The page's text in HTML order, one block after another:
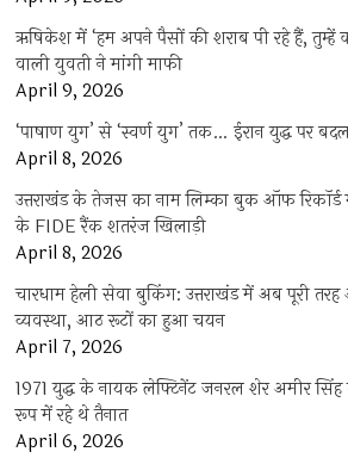
ऋषिकेश में ‘हम अपने पैसों की शराब पी रहे हैं, तुम्हें
वाली युवती ने मांगी माफी
April 9, 2026
‘पाषाण युग’ से ‘स्वर्ण युग’ तक… ईरान युद्ध पर
April 8, 2026
उत्तराखंड के तेजस का नाम लिम्का बुक ऑफ
के FIDE रैंक शतरंज खिलाड़ी
April 8, 2026
चारधाम हेली सेवा बुकिंग: उत्तराखंड में अब पूरी
व्यवस्था, आठ रूटों का हुआ चयन
April 7, 2026
1971 युद्ध के नायक लेफ्टिनेंट जनरल शेर अमीर सिंह
रूप में रहे थे तैनात
April 6, 2026